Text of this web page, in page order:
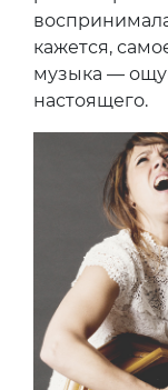
кажется,
музыка —
настоящего.